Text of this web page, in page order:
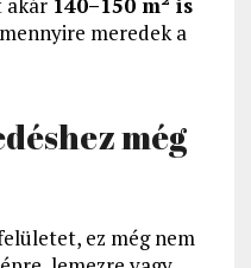
140–150 m² is
meredek a
még
ez még nem